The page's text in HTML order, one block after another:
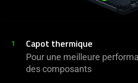
1 Capot thermique
Pour une meilleure
des composants